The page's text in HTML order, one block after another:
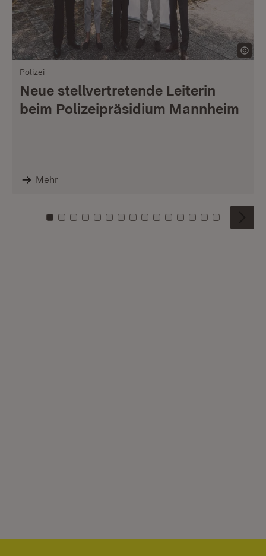
Polizei
Neue stellvertretende Leiterin
beim Polizeipräsidium Mannheim
Mehr
Zu Kachel: 0
Zu Kachel: 1
Zu Kachel: 2
Zu Kachel: 3
Zu Kachel: 4
Zu Kachel: 5
Zu Kachel: 6
Zu Kachel: 7
Zu Kachel: 8
Zu Kachel: 9
Zu Kachel: 10
Zu Kachel: 11
Zu Kachel: 12
Zu Kachel:
Zu